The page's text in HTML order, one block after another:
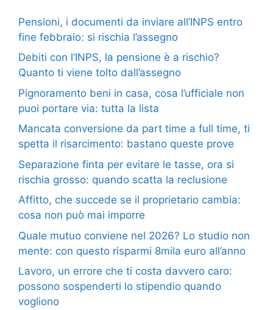
Pensioni, i documenti da inviare all’INPS entro
fine febbraio: si rischia l’assegno
Debiti con l’INPS, la pensione è a rischio?
Quanto ti viene tolto dall’assegno
Pignoramento beni in casa, cosa l’ufficiale non
puoi portare via: tutta la lista
Mancata conversione da part time a full time, ti
spetta il risarcimento: bastano queste prove
Separazione finta per evitare le tasse, ora si
rischia grosso: quando scatta la reclusione
Affitto, che succede se il proprietario cambia:
cosa non può mai imporre
Quale mutuo conviene nel 2026? Lo studio non
mente: con questo risparmi 8mila euro all’anno
Lavoro, un errore che ti costa davvero caro:
possono sospenderti lo stipendio quando
vogliono